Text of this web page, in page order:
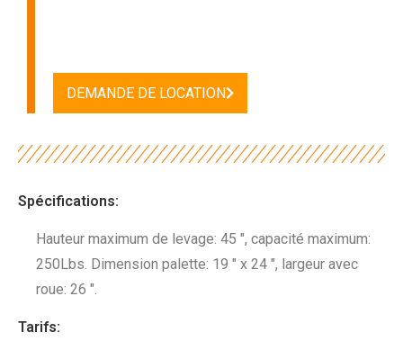
DEMANDE DE LOCATION
Spécifications:
Hauteur maximum de levage: 45 ", capacité maximum:
250Lbs. Dimension palette: 19 " x 24 ", largeur avec
roue: 26 ".
Tarifs: